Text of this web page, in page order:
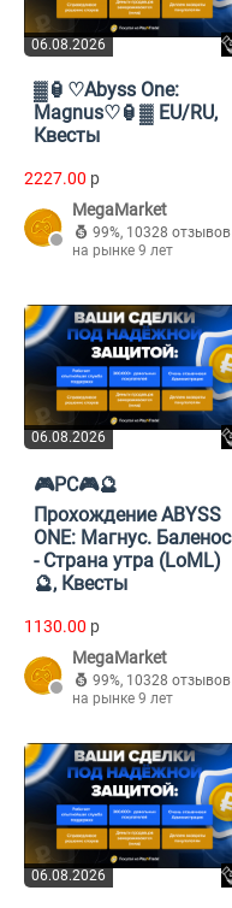
06.08.2026
▓🏮♡Abyss One:
Magnus♡🏮▓ EU/RU,
Квесты
2227.00 p
MegaMarket
99%, 10328 отзывов
на рынке 9 лет
06.08.2026
🎮PC🎮🔮
Прохождение ABYSS
ONE: Магнус. Баленос
- Страна утра (LoML)
🔮, Квесты
1130.00 p
MegaMarket
99%, 10328 отзывов
на рынке 9 лет
06.08.2026